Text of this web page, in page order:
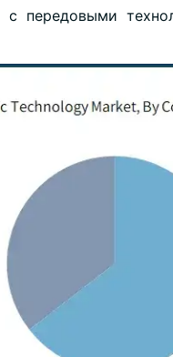
с передовыми